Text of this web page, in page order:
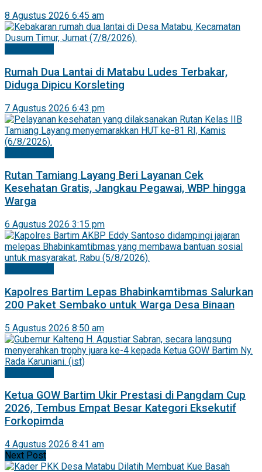
8 Agustus 2026 6:45 am
Rumah Dua Lantai di Matabu Ludes Terbakar,
Diduga Dipicu Korsleting
7 Agustus 2026 6:43 pm
Rutan Tamiang Layang Beri Layanan Cek
Kesehatan Gratis, Jangkau Pegawai, WBP hingga
Warga
6 Agustus 2026 3:15 pm
Kapolres Bartim Lepas Bhabinkamtibmas Salurkan
200 Paket Sembako untuk Warga Desa Binaan
5 Agustus 2026 8:50 am
Ketua GOW Bartim Ukir Prestasi di Pangdam Cup
2026, Tembus Empat Besar Kategori Eksekutif
Forkopimda
4 Agustus 2026 8:41 am
Next Post